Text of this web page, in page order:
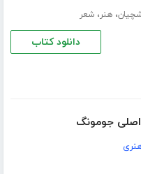
،هنر،شعر
دانلود کتاب
اصلی جومونگ